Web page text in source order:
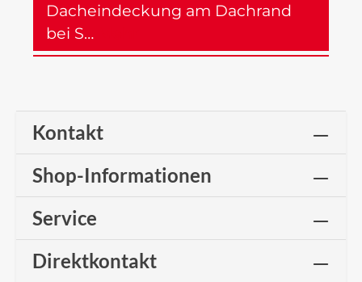
Dacheindeckung am Dachrand
bei S…
Kontakt
Shop-Informationen
Service
Direktkontakt